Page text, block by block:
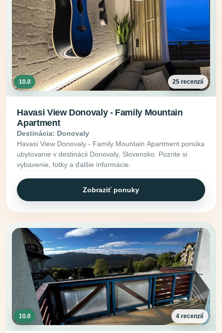
10.0 25 recenzií
Havasi View Donovaly - Family Mountain
Apartment
Destinácia: Donovaly
Havasi View Donovaly - Family Mountain Apartment ponúka
ubytovanie v destinácii Donovaly, Slovensko. Pozrite si
vybavenie, fotky a ďalšie informácie.
Zobraziť ponuky
10.0 4 recenzií